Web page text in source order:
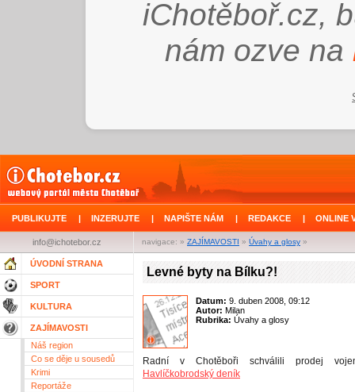
iChotěboř.cz,
nám ozve na
PUBLIKUJTE | INZERUJTE | NAPIŠTE NÁM | REDAKCE | ONLINE
navigace: » ZAJÍMAVOSTI » Úvahy a glosy »
info@ichotebor.cz
ÚVODNÍ STRANA
SPORT
KULTURA
ZAJÍMAVOSTI
Náš region
Co se děje u sousedů
Krimi
Reportáže
Levné byty na Bílku?!
Datum: 9. duben 2008, 09:12
Autor: Milan
Rubrika: Úvahy a glosy
Radní v Chotěboři schválili prodej
Havlíčkobrodský deník